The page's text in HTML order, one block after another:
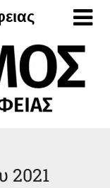
2021